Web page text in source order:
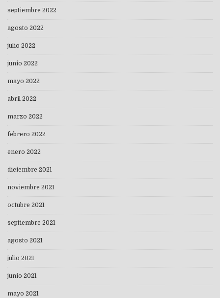
septiembre 2022
agosto 2022
julio 2022
junio 2022
mayo 2022
abril 2022
marzo 2022
febrero 2022
enero 2022
diciembre 2021
noviembre 2021
octubre 2021
septiembre 2021
agosto 2021
julio 2021
junio 2021
mayo 2021